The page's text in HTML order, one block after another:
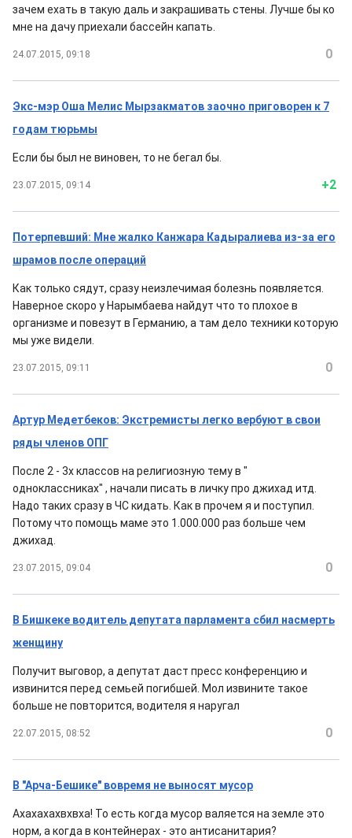
зачем ехать в такую даль и закрашивать стены. Лучше бы ко
мне на дачу приехали бассейн капать.
24.07.2015, 09:18 0
Экс-мэр Оша Мелис Мырзакматов заочно приговорен к 7
годам тюрьмы
Если бы был не виновен, то не бегал бы.
23.07.2015, 09:14 +2
Потерпевший: Мне жалко Канжара Кадыралиева из-за его
шрамов после операций
Как только сядут, сразу неизлечимая болезнь появляется.
Наверное скоро у Нарымбаева найдут что то плохое в
организме и повезут в Германию, а там дело техники которую
мы уже видели.
23.07.2015, 09:11 0
Артур Медетбеков: Экстремисты легко вербуют в свои
ряды членов ОПГ
После 2 - 3х классов на религиозную тему в "
одноклассниках" , начали писать в личку про джихад итд.
Надо таких сразу в ЧС кидать. Как в прочем я и поступил.
Потому что помощь маме это 1.000.000 раз больше чем
джихад.
23.07.2015, 09:04 0
В Бишкеке водитель депутата парламента сбил насмерть
женщину
Получит выговор, а депутат даст пресс конференцию и
извинится перед семьей погибшей. Мол извините такое
больше не повторится, водителя я наругал
22.07.2015, 08:52 0
В "Арча-Бешике" вовремя не выносят мусор
Ахахахахвхвха! То есть когда мусор валяется на земле это
норм, а когда в контейнерах - это антисанитария?